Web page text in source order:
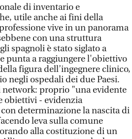
di inventario e
utile anche ai fini della
vive in un panorama
con una struttura
spagnoli è stato siglato a
punta a raggiungere l'obiettivo
figura dell’ingegnere clinico,
negli ospedali dei due Paesi.
network: proprio "una evidente
obiettivi - evidenzia
determinazione la nascita di
leva sulla comune
alla costituzione di un